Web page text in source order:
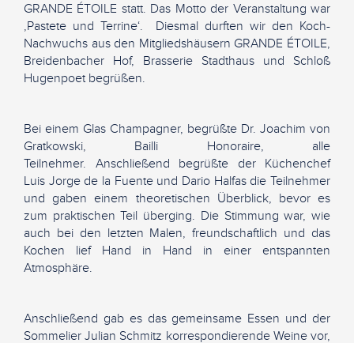
GRANDE ÉTOILE statt. Das Motto der Veranstaltung war
‚Pastete und Terrine‘. Diesmal durften wir den Koch-
Nachwuchs aus den Mitgliedshäusern GRANDE ÉTOILE,
Breidenbacher Hof, Brasserie Stadthaus und Schloß
Hugenpoet begrüßen.
Bei einem Glas Champagner, begrüßte Dr. Joachim von
Gratkowski, Bailli Honoraire, alle
Teilnehmer. Anschließend begrüßte der Küchenchef
Luis Jorge de la Fuente und Dario Halfas die Teilnehmer
und gaben einem theoretischen Überblick, bevor es
zum praktischen Teil überging. Die Stimmung war, wie
auch bei den letzten Malen, freundschaftlich und das
Kochen lief Hand in Hand in einer entspannten
Atmosphäre.
Anschließend gab es das gemeinsame Essen und der
Sommelier Julian Schmitz korrespondierende Weine vor,